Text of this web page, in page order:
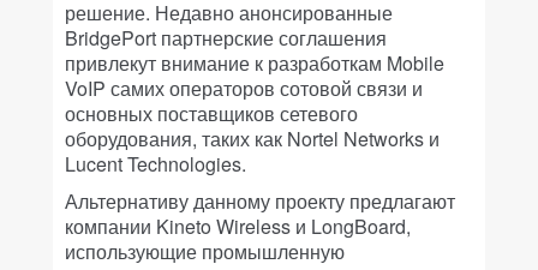
решение. Недавно анонсированные
BridgePort партнерские соглашения
привлекут внимание к разработкам Mobile
VoIP самих операторов сотовой связи и
основных поставщиков сетевого
оборудования, таких как Nortel Networks и
Lucent Technologies.
Альтернативу данному проекту предлагают
компании Kineto Wireless и LongBoard,
использующие промышленную